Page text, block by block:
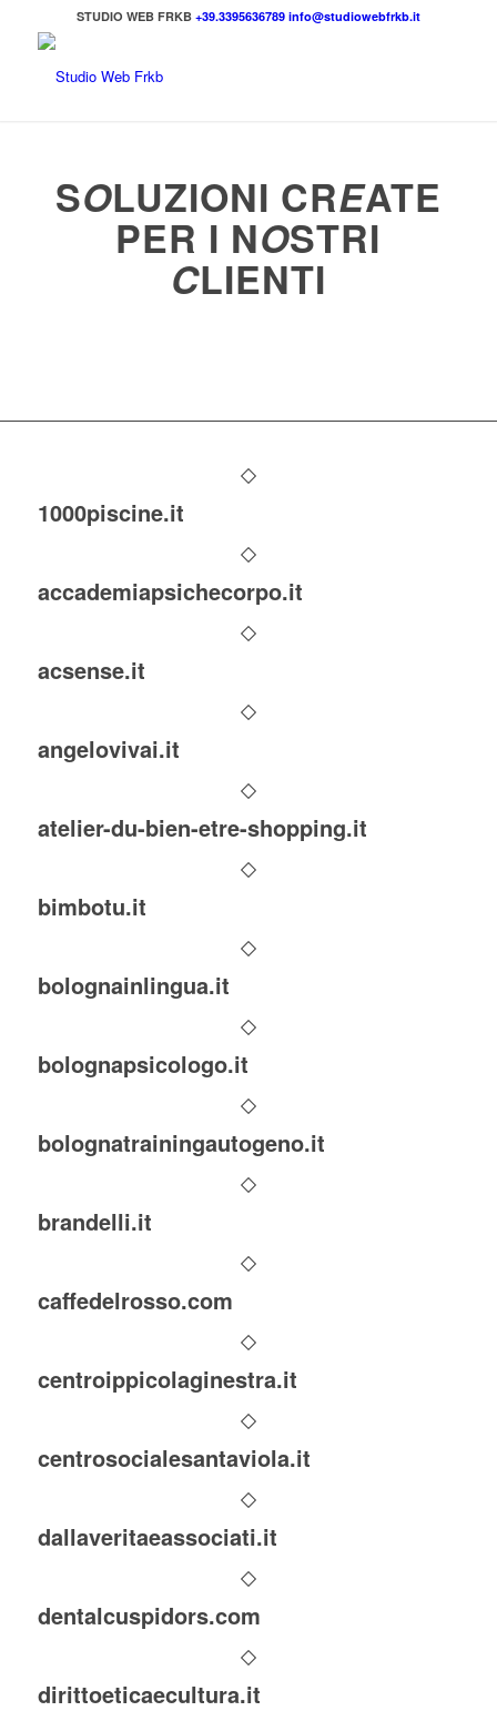
STUDIO WEB FRKB +39.3395636789 info@studiowebfrkb.it
SOLUZIONI CREATE
PER I NOSTRI
CLIENTI
1000piscine.it
accademiapsichecorpo.it
acsense.it
angelovivai.it
atelier-du-bien-etre-shopping.it
bimbotu.it
bolognainlingua.it
bolognapsicologo.it
bolognatrainingautogeno.it
brandelli.it
caffedelrosso.com
centroippicolaginestra.it
centrosocialesantaviola.it
dallaveritaeassociati.it
dentalcuspidors.com
dirittoeticaecultura.it